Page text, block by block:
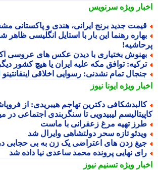
ویژهسرنویس
جدید برنج ایرانی، هندی و پاکستانی
رهنما این بار با استایل انگلیسی ظاهر شد؛
بختیاری با دیدن عکس های عروسی اکبر
توافق مکه علیه ایران یا هیچ کشور
تمام نشدنی: رسوایی اخلاقی اینفانتینو
ویژهایونا نیوز
دکترین تهاجم هیبریدی: از
لیبیدویی تا سنگربندی اجتماعی در
تهیه مرغ زعفرانی با ماست
تازه سحر دولتشاهی وایرال شد
زدن های اعتراضی یک زن به بی حجابی در
نهایی پرونده محمد ساعدی نیا داده شد
ویژهتسنیم نیوز